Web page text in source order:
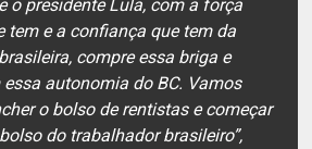
o presidente Lula, com a força
tem e a confiança que tem da
compre essa briga e
autonomia do BC. Vamos
o bolso de rentistas e começar
do trabalhador brasileiro”,